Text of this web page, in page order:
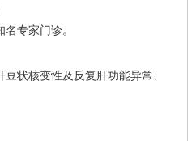
专家门诊。
状核变性及反复肝功能异常、